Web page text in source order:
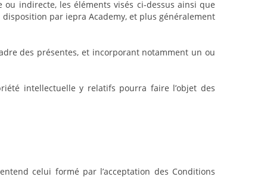
indirecte, les éléments visés ci-dessus ainsi que
par iepra Academy, et plus généralement
des présentes, et incorporant notamment un ou
intellectuelle y relatifs pourra faire l’objet des
celui formé par l’acceptation des Conditions